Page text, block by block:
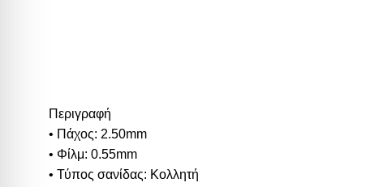
Περιγραφή
• Πάχος: 2.50mm
• Φίλμ: 0.55mm
• Τύπος σανίδας: Κολλητή